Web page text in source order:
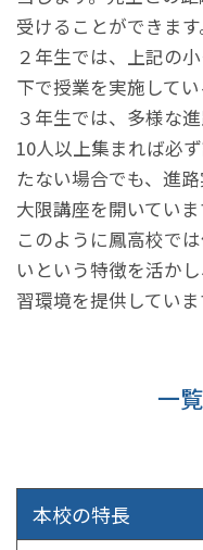
受けることができます
２年生では、上記の
下で授業を実施してい
３年生では、多様な
10人以上集まれば必
たない場合でも、進
大限講座を開いていま
このように鳳高校で
いという特徴を活か
習環境を提供していま
一
本校の特長